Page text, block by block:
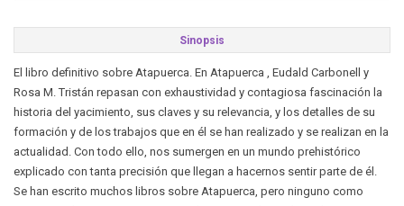
Sinopsis
El libro definitivo sobre Atapuerca. En Atapuerca , Eudald Carbonell y
Rosa M. Tristán repasan con exhaustividad y contagiosa fascinación la
historia del yacimiento, sus claves y su relevancia, y los detalles de su
formación y de los trabajos que en él se han realizado y se realizan en la
actualidad. Con todo ello, nos sumergen en un mundo prehistórico
explicado con tanta precisión que llegan a hacernos sentir parte de él.
Se han escrito muchos libros sobre Atapuerca, pero ninguno como